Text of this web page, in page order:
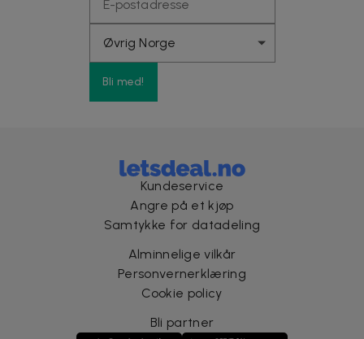
Bli med!
Kundeservice
Angre på et kjøp
Samtykke for datadeling
Alminnelige vilkår
Personvernerklæring
Cookie policy
Bli partner